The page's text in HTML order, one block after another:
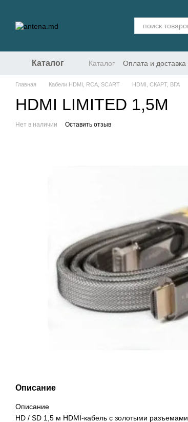
Каталог Каталог Оплата и доставка
Главная Кабели HDMI, RCA, SCART HDMI, СКАРТ, ВГА
HDMI LIMITED 1,5M
Нет в наличии Оставить отзыв
Описание
Описание
HD / SD 1,5 м HDMI-кабель с золотыми разъемами